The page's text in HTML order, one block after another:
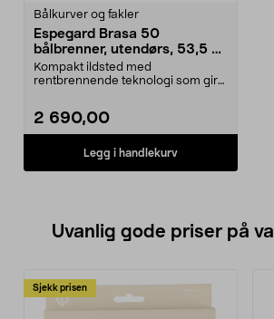
Bålkurver og fakler
Espegard Brasa 50
bålbrenner, utendørs, 53,5 x
42 cm
Kompakt ildsted med
rentbrennende teknologi som gir
2 690,00
Legg i handlekurv
Uvanlig gode priser på
Sjekk prisen